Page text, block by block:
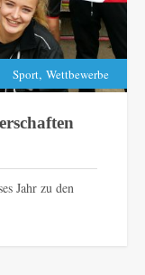
Sport, Wettbewerbe
Jahr zu den